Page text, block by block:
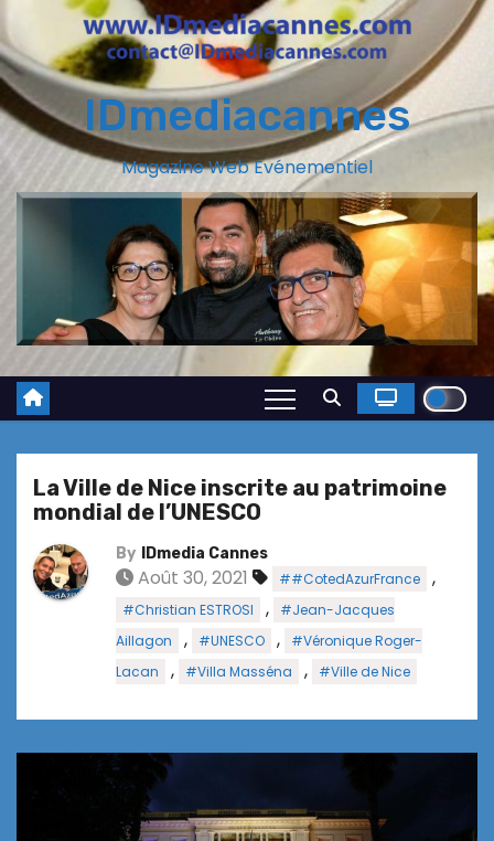
IDmediacannes
Magazine Web Evénementiel
La Ville de Nice inscrite au patrimoine
mondial de l’UNESCO
By IDmedia Cannes
Août 30, 2021 ##CotedAzurFrance ,
#Christian ESTROSI ,
#Jean-Jacques
Aillagon
, #UNESCO ,
#Véronique Roger-
Lacan
, #Villa Masséna , #Ville de Nice